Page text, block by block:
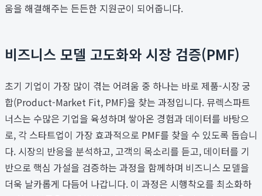
움을 해결해주는 든든한 지원군이 되어줍니다.
비즈니스 모델 고도화와 시장 검증(PMF)
초기 기업이 가장 많이 겪는 어려움 중 하나는 바로 제품-시장 궁
합(Product-Market Fit, PMF)을 찾는 과정입니다. 뮤렉스파트
너스는 수많은 기업을 육성하며 쌓아온 경험과 데이터를 바탕으
로, 각 스타트업이 가장 효과적으로 PMF를 찾을 수 있도록 돕습니
다. 시장의 반응을 분석하고, 고객의 목소리를 듣고, 데이터를 기
반으로 핵심 가설을 검증하는 과정을 함께하며 비즈니스 모델을
더욱 날카롭게 다듬어 나갑니다. 이 과정은 시행착오를 최소화하